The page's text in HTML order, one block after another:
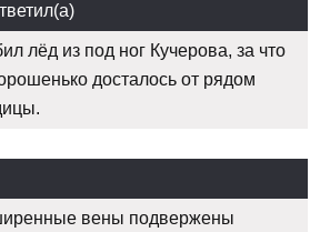
лёд из под ног Кучерова, за что
досталось от рядом
вены подвержены